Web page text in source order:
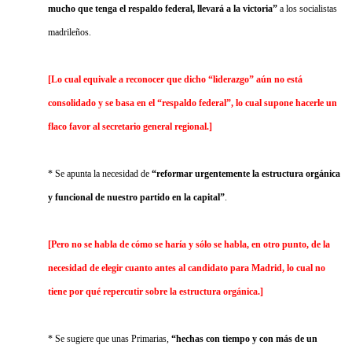
mucho que tenga el respaldo federal, llevará a la victoria”a los socialistas
madrileños.
[Lo cual equivale a reconocer que dicho “liderazgo” aún no está
consolidado y se basa en el “respaldo federal”, lo cual supone hacerle un
flaco favor al secretario general regional.]
* Se apunta la necesidad de“reformar urgentemente la estructura orgánica
y funcional de nuestro partido en la capital”
[Pero no se habla de cómo se haría y sólo se habla, en otro punto, de la
necesidad de elegir cuanto antes al candidato para Madrid, lo cual no
tiene por qué repercutir sobre la estructura orgánica.]
* Se sugiere que unas Primarias,“hechas con tiempo y con más de un